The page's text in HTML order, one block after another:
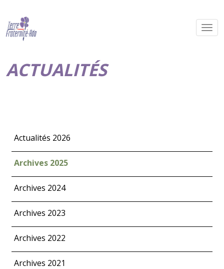
ACTUALITÉS
Actualités 2026
Archives 2025
Archives 2024
Archives 2023
Archives 2022
Archives 2021